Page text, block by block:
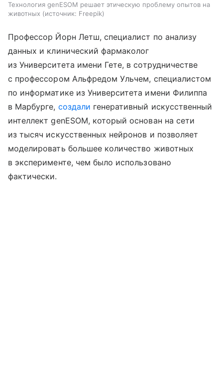
Технология genESOM решает этическую проблему опытов на
животных
источник: Freepik
Профессор Йорн Летш, специалист по анализу
данных и клинический фармаколог
из Университета имени Гете, в сотрудничестве
с профессором Альфредом Ульчем, специалистом
по информатике из Университета имени Филиппа
в Марбурге, создали генеративный искусственный
интеллект genESOM, который основан на сети
из тысяч искусственных нейронов и позволяет
моделировать большее количество животных
в эксперименте, чем было использовано
фактически.